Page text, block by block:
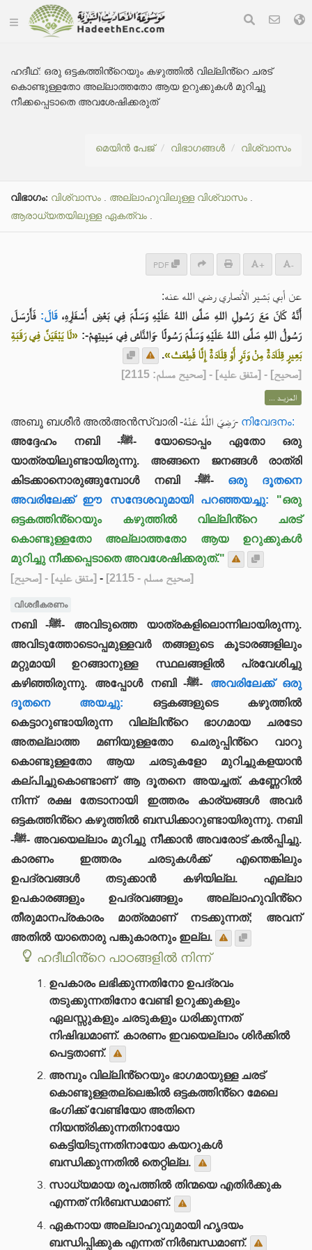
ഹദീഥ്: ഒരു ഒട്ടകത്തിൻ്റെയും കഴുത്തിൽ വില്ലിൻ്റെ ചരട്
കൊണ്ടുള്ളതോ അല്ലാത്തതോ ആയ ഉറുക്കുകൾ മുറിച്ചു
നീക്കപ്പെടാതെ അവശേഷിക്കരുത്
മെയിൻ പേജ് വിഭാഗങ്ങൾ വിശ്വാസം
വിഭാഗം: വിശ്വാസം . അല്ലാഹുവിലുള്ള വിശ്വാസം .
ആരാധ്യതയിലുള്ള ഏകത്വം .
PDF + -
عن أبي بَشير الأنصاري رضي الله عنه:
أَنَّهُ كَانَ مَعَ رَسُولِ اللهِ صَلَّى اللهُ عَلَيْهِ وَسَلَّمَ فِي بَعْضِ أَسْفَارِهِ، قَالَ: فَأَرْسَلَ
رَسُولُ اللهِ صَلَّى اللهُ عَلَيْهِ وَسَلَّمَ رَسُولًا -وَالنَّاسُ فِي مَبِيتِهِمْ-: «لَا يَبْقَيَنَّ فِي رَقَبَةِ
بَعِيرٍ قِلَادَةٌ مِنْ وَتَرٍ أَوْ قِلَادَةٌ إِلَّا قُطِعَتْ».
[صحيح] - [متفق عليه] - [صحيح مسلم: 2115]
المزيــد ...
അബൂ ബശീർ അൽഅൻസ്വാരി -رَضِيَ اللَّهُ عَنْهُ- നിവേദനം:
അദ്ദേഹം നബി -ﷺ- യോടൊപ്പം ഏതോ ഒരു
യാത്രയിലുണ്ടായിരുന്നു. അങ്ങനെ ജനങ്ങൾ രാത്രി
കിടക്കാനൊരുങ്ങുമ്പോൾ നബി -ﷺ-ഒരു ദൂതനെ
അവരിലേക്ക് ഈ സന്ദേശവുമായി പറഞ്ഞയച്ചു:
"ഒരു
ഒട്ടകത്തിൻ്റെയും കഴുത്തിൽ വില്ലിൻ്റെ ചരട്
കൊണ്ടുള്ളതോ അല്ലാത്തതോ ആയ ഉറുക്കുകൾ
മുറിച്ചു നീക്കപ്പെടാതെ അവശേഷിക്കരുത്."
[صحيح]
- [متفق عليه] - [صحيح مسلم - 2115]
വിശദീകരണം
നബി -ﷺ- അവിടുത്തെ യാത്രകളിലൊന്നിലായിരുന്നു.
അവിടുത്തോടൊപ്പമുള്ളവർ തങ്ങളുടെ കൂടാരങ്ങളിലും
മറ്റുമായി ഉറങ്ങാനുള്ള സ്ഥലങ്ങളിൽ പ്രവേശിച്ചു
കഴിഞ്ഞിരുന്നു. അപ്പോൾ നബി -ﷺ- അവരിലേക്ക് ഒരു
ദൂതനെ അയച്ചു: ഒട്ടകങ്ങളുടെ കഴുത്തിൽ
കെട്ടാറുണ്ടായിരുന്ന വില്ലിൻ്റെ ഭാഗമായ ചരടോ
അതല്ലാത്ത മണിയുള്ളതോ ചെരുപ്പിൻ്റെ വാറു
കൊണ്ടുള്ളതോ ആയ ചരടുകളോ മുറിച്ചുകളയാൻ
കല്പിച്ചുകൊണ്ടാണ് ആ ദൂതനെ അയച്ചത്. കണ്ണേറിൽ
നിന്ന് രക്ഷ തേടാനായി ഇത്തരം കാര്യങ്ങൾ അവർ
ഒട്ടകത്തിൻ്റെ കഴുത്തിൽ ബന്ധിക്കാറുണ്ടായിരുന്നു. നബി
-ﷺ- അവയെല്ലാം മുറിച്ചു നീക്കാൻ അവരോട് കൽപ്പിച്ചു.
കാരണം ഇത്തരം ചരടുകൾക്ക് എന്തെങ്കിലും
ഉപദ്രവങ്ങൾ തടുക്കാൻ കഴിയില്ല. എല്ലാ
ഉപകാരങ്ങളും ഉപദ്രവങ്ങളും അല്ലാഹുവിൻ്റെ
തീരുമാനപ്രകാരം മാത്രമാണ് നടക്കുന്നത്; അവന്
അതിൽ യാതൊരു പങ്കുകാരനും ഇല്ല.
ഹദീഥിൻ്റെ പാഠങ്ങളിൽ നിന്ന്
ഉപകാരം ലഭിക്കുന്നതിനോ ഉപദ്രവം
തടുക്കുന്നതിനോ വേണ്ടി ഉറുക്കുകളും
ഏലസ്സുകളും ചരടുകളും ധരിക്കുന്നത്
നിഷിദ്ധമാണ്. കാരണം ഇവയെല്ലാം ശിർക്കിൽ
പെട്ടതാണ്.
അമ്പും വില്ലിൻ്റെയും ഭാഗമായുള്ള ചരട്
കൊണ്ടുള്ളതല്ലെങ്കിൽ ഒട്ടകത്തിൻ്റെ മേലെ
ഭംഗിക്ക് വേണ്ടിയോ അതിനെ
നിയന്ത്രിക്കുന്നതിനായോ
കെട്ടിയിടുന്നതിനായോ കയറുകൾ
ബന്ധിക്കുന്നതിൽ തെറ്റില്ല.
സാധ്യമായ രൂപത്തിൽ തിന്മയെ എതിർക്കുക
എന്നത് നിർബന്ധമാണ്.
ഏകനായ അല്ലാഹുവുമായി ഹൃദയം
ബന്ധിപ്പിക്കുക എന്നത് നിർബന്ധമാണ്.